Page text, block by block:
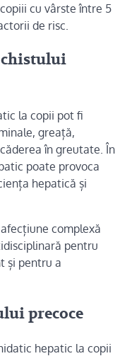
cu vârste între 5
de risc.
chistului
la copii pot fi
greață,
în greutate. În
poate provoca
hepatică și
complexă
pentru
și pentru a
precoce
hepatic la copii